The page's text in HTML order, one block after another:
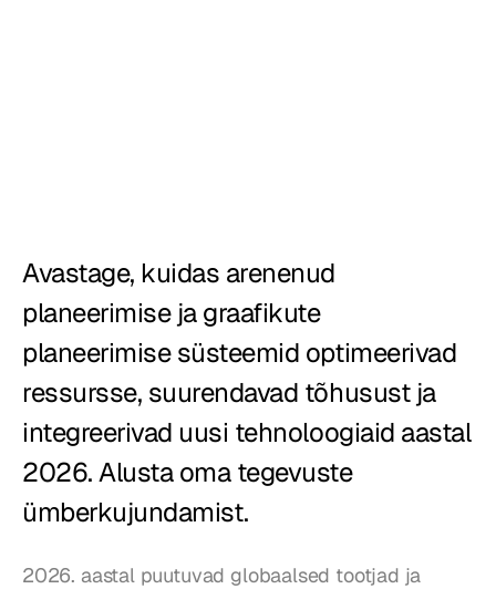
Pizzeriad
Hinnad
Avastage, kuidas arenenud
planeerimise ja graafikute
planeerimise süsteemid optimeerivad
ressursse, suurendavad tõhusust ja
integreerivad uusi tehnoloogiaid aastal
2026. Alusta oma tegevuste
ümberkujundamist.
2026. aastal puutuvad globaalsed tootjad ja